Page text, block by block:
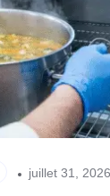
juillet 31, 2026